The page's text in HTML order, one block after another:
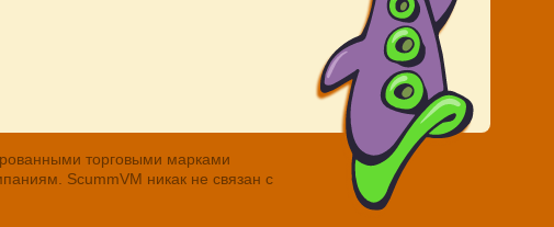
торговыми марками
ScummVM никак не связан с